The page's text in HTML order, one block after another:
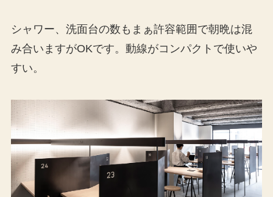
シャワー、洗面台の数もまぁ許容範囲で朝晩は混
み合いますがOKです。動線がコンパクトで使いや
すい。